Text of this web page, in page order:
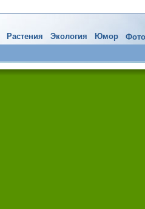
Растения Экология Юмор